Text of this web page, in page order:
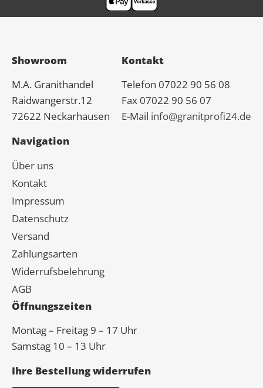
Showroom
M.A. Granithandel
Raidwangerstr.12
72622 Neckarhausen
Kontakt
Telefon 07022 90 56 08
Fax 07022 90 56 07
E-Mail info@granitprofi24.de
Navigation
Über uns
Kontakt
Impressum
Datenschutz
Versand
Zahlungsarten
Widerrufsbelehrung
AGB
Öffnungszeiten
Montag – Freitag 9 – 17 Uhr
Samstag 10 – 13 Uhr
Ihre Bestellung widerrufen